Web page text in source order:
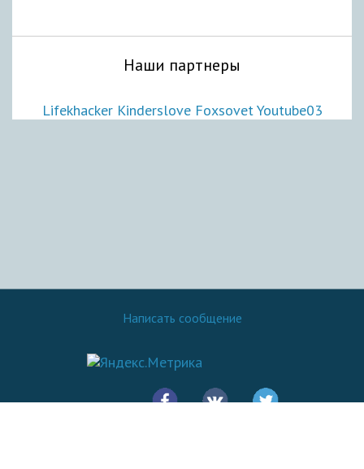
Наши партнеры
Lifekhacker Kinderslove FoxsovetYoutube03
Написать сообщение